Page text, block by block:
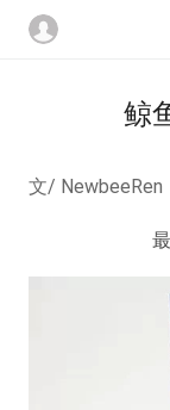
鲸
文/ NewbeeRen